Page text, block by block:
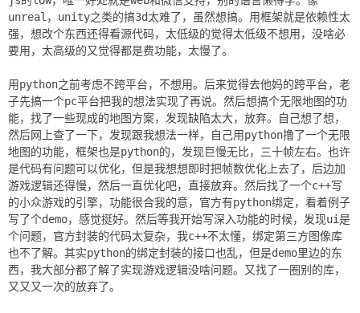
unreal，unity之类的搞3d太难了，虽然想搞。用框架就是依赖性太
强，想改个东西还得看源代码，太低级的觉得太低级不想用，没啥必
要用，太高级的又觉得都是费功能，太慢了。
用python之前考虑不跨平台，不想用。后来觉得去他妈的跨平台，老
子先搞一个pc平台把我的想法实现了再说。然后想搞个无限地图的功
能，找了一些现成的地图方案，发现缺陷太大，放弃。自己想了想，
然后网上查了一下，发现跟我想法一样，自己用python撸了一个无限
地图的功能，框架也是python的，发现巨慢无比，三十帧左右。也许
是代码有问题可以优化，但是我想想即时把帧数优化上去了，后边加
游戏逻辑还得慢，然后一直优化吧，直接放弃。然后找了一个c++写
的小众游戏的引擎，功能很合我的意，官方有python绑定，看着例子
写了个demo，感觉挺好。然后等我开始写深入功能的时候，发现ui是
个问题，官方封装的代码太复杂，我c++不太懂，绑定第三方图像库
也不了解。其实python的绑定封装的接口也乱，但是demo里边的东
西，我大部分都了解了实现游戏逻辑没啥问题。又找了一圈别的库，
又又又一次的放弃了。